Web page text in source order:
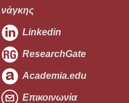
Linkedin
ResearchGate
Academia.edu
Επικοινωνία